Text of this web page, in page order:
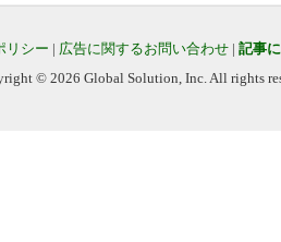
リシー | 広告に関するお問い合わせ | 記事
© 2026 Global Solution, Inc. All rights